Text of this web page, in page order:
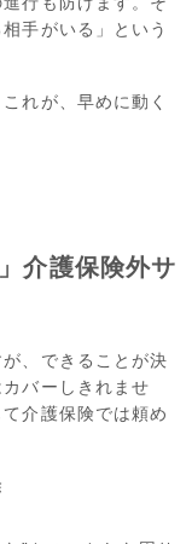
手がいる」という
れが、早めに動く
介護保険外サ
、できることが決
バーしきれませ
介護保険では頼め